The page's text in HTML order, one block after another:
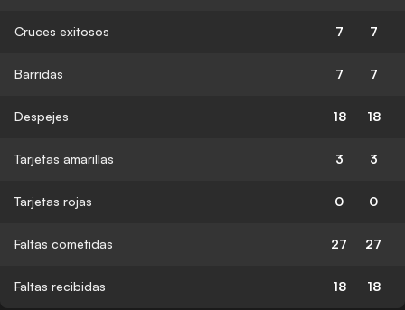
Cruces exitosos 7 7
Barridas 7 7
Despejes 18 18
Tarjetas amarillas 3 3
Tarjetas rojas 0 0
Faltas cometidas 27 27
Faltas recibidas 18 18